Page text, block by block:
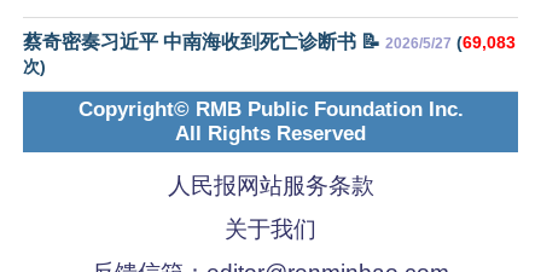
蔡奇密奏习近平 中南海收到死亡诊断书 📝 2026/5/27 (69,083
次)
Copyright© RMB Public Foundation Inc.
All Rights Reserved
人民报网站服务条款
关于我们